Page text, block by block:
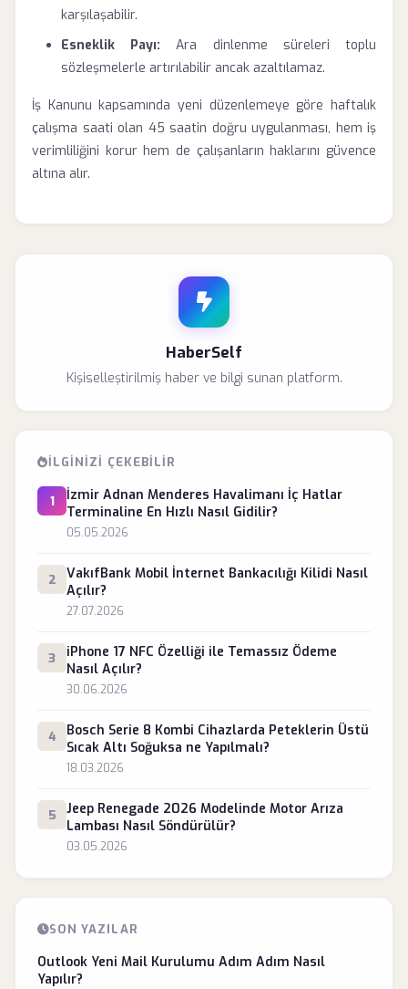
karşılaşabilir.
Esneklik Payı: Ara dinlenme süreleri toplu
sözleşmelerle artırılabilir ancak azaltılamaz.
İş Kanunu kapsamında yeni düzenlemeye göre haftalık
çalışma saati olan 45 saatin doğru uygulanması, hem iş
verimliliğini korur hem de çalışanların haklarını güvence
altına alır.
HaberSelf
Kişiselleştirilmiş haber ve bilgi sunan platform.
İLGINIZI ÇEKEBILIR
1
İzmir Adnan Menderes Havalimanı İç Hatlar
Terminaline En Hızlı Nasıl Gidilir?
05.05.2026
2
VakıfBank Mobil İnternet Bankacılığı Kilidi Nasıl
Açılır?
27.07.2026
3
iPhone 17 NFC Özelliği ile Temassız Ödeme
Nasıl Açılır?
30.06.2026
4
Bosch Serie 8 Kombi Cihazlarda Peteklerin Üstü
Sıcak Altı Soğuksa ne Yapılmalı?
18.03.2026
5
Jeep Renegade 2026 Modelinde Motor Arıza
Lambası Nasıl Söndürülür?
03.05.2026
SON YAZILAR
Outlook Yeni Mail Kurulumu Adım Adım Nasıl
Yapılır?